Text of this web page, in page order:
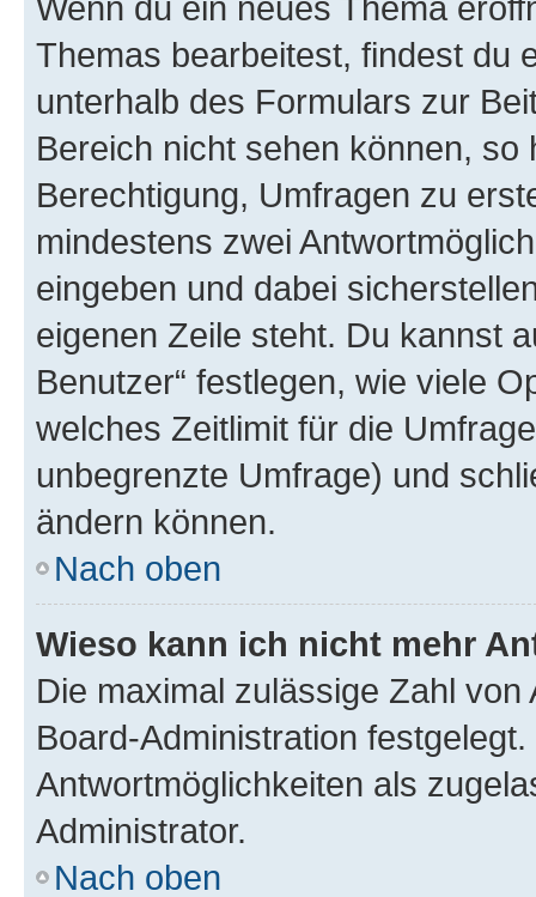
Themas bearbeitest, findest du
unterhalb des Formulars zur
Bereich nicht sehen können,
Berechtigung, Umfragen zu
mindestens zwei
eingeben und dabei
eigenen Zeile steht. Du kannst
Benutzer“ festlegen, wie viele
welches Zeitlimit für die
unbegrenzte Umfrage) und
ändern können.
Nach oben
Wieso kann ich nicht mehr
Die maximal zulässige Zahl
Board-Administration
Antwortmöglichkeiten als
Administrator.
Nach oben